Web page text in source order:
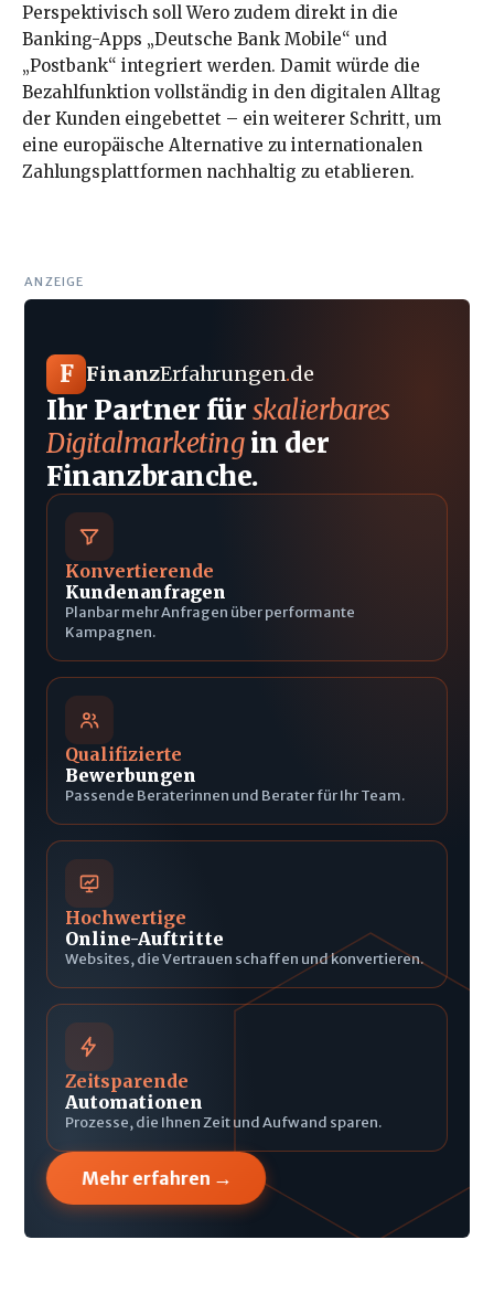
Perspektivisch soll Wero zudem direkt in die
Banking-Apps „Deutsche Bank Mobile“ und
„Postbank“ integriert werden. Damit würde die
Bezahlfunktion vollständig in den digitalen Alltag
der Kunden eingebettet – ein weiterer Schritt, um
eine europäische Alternative zu internationalen
Zahlungsplattformen nachhaltig zu etablieren.
ANZEIGE
F FinanzErfahrungen.de
Ihr Partner fürskalierbares
Digitalmarketingin der
Finanzbranche.
Konvertierende
Kundenanfragen
Planbar mehr Anfragen über performante
Kampagnen.
Qualifizierte
Bewerbungen
Passende Beraterinnen und Berater für Ihr Team.
Hochwertige
Online-Auftritte
Websites, die Vertrauen schaffen und konvertieren.
Zeitsparende
Automationen
Prozesse, die Ihnen Zeit und Aufwand sparen.
Mehr erfahren →